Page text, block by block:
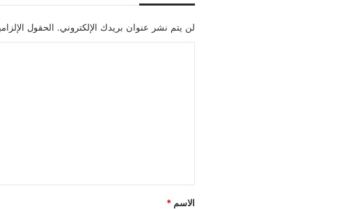
لن يتم نشر عنوان بريدك الإلكتروني. الحقول
*
الاسم *